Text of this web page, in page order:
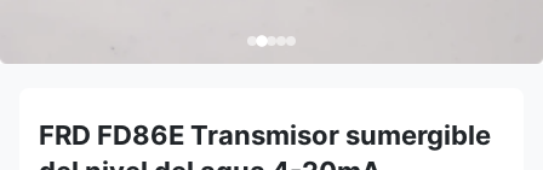
FRD FD86E Transmisor sumergible